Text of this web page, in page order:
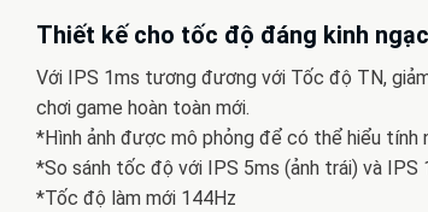
Thiết kế cho tốc độ đáng kinh ngạc
Với IPS 1ms tương đương với Tốc độ TN,
chơi game hoàn toàn mới.
*Hình ảnh được mô phỏng để có thể hiểu tính
*So sánh tốc độ với IPS 5ms (ảnh trái) và IPS
*Tốc độ làm mới 144Hz